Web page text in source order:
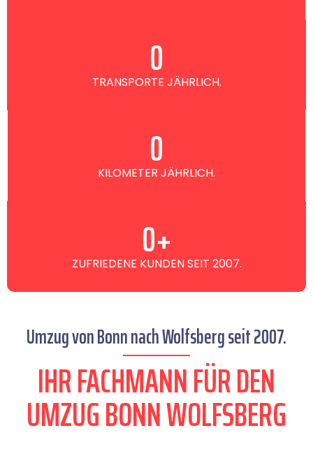
TRANSPORTE JÄHRLICH.
0
KILOMETER JÄHRLICH.
0
ZUFRIEDENE KUNDEN SEIT 2007.
0+
Umzug von Bonn nach Wolfsberg seit 2007.
IHR FACHMANN FÜR DEN
UMZUG BONN WOLFSBERG